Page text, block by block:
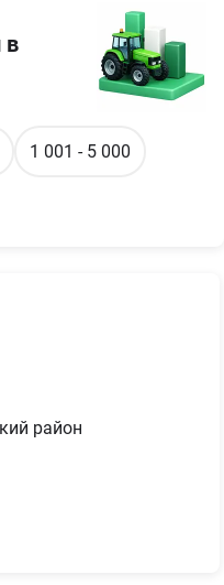
район
в
1 001 - 5 000